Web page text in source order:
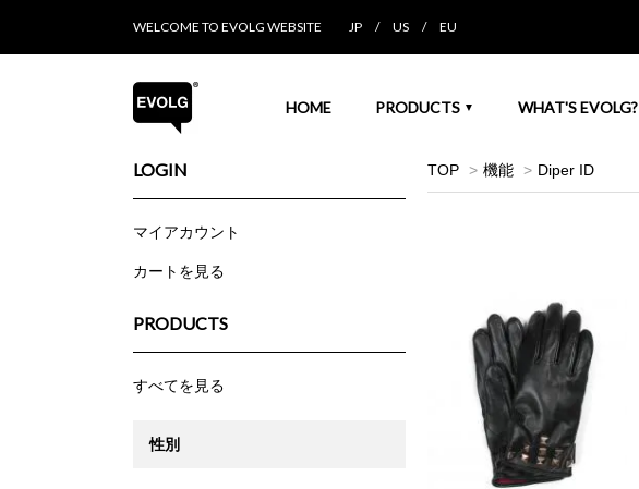
WELCOME TO EVOLG WEBSITE JP / US / EU
HOME PRODUCTS ▼ WHAT'S EVOLG?
TOP > 機能 > Diper ID
LOGIN
マイアカウント
カートを見る
PRODUCTS
すべてを見る
性別